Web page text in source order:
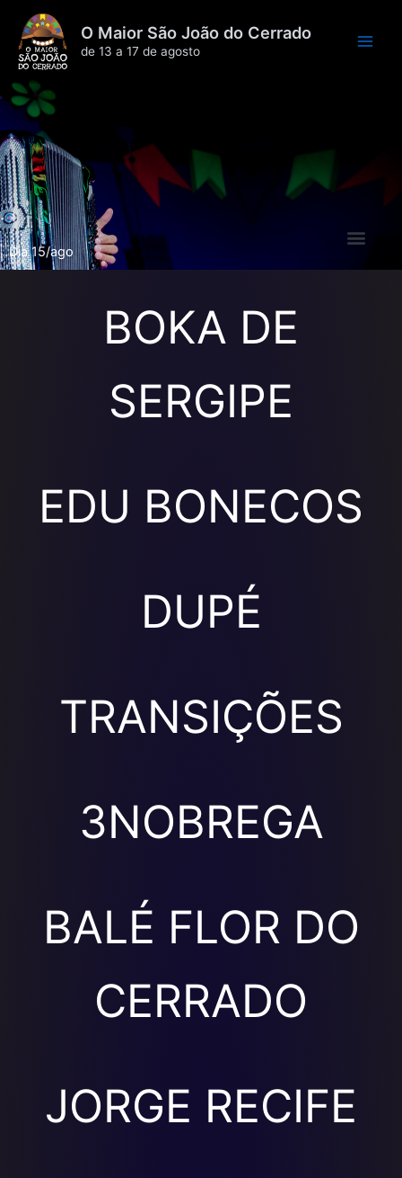
para
conteúdo
O Maior São João do Cerrado
de 13 a 17 de agosto
Dia 15/ago
BOKA DE
SERGIPE
EDU BONECOS
DUPÉ
TRANSIÇÕES
3NOBREGA
BALÉ FLOR DO
CERRADO
JORGE RECIFE